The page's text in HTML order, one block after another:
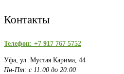
Контакты
Телефон: +7 917 767 5752
Уфа, ул. Мустая Карима, 44
Пн-Пт: с 11:00 до 20:00